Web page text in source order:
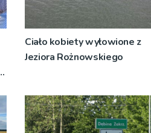
Ciało kobiety wyłowione z
Jeziora Rożnowskiego